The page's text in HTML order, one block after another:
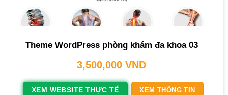
Theme WordPress phòng khám đa khoa 03
3,500,000 VND
XEM WEBSITE THỰC TẾ XEM THÔNG TIN